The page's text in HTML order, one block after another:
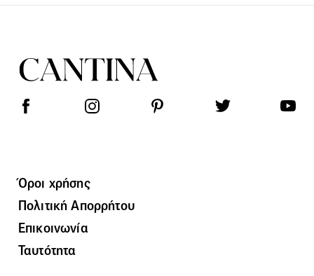
Όροι χρήσης
Πολιτική Απορρήτου
Επικοινωνία
Ταυτότητα